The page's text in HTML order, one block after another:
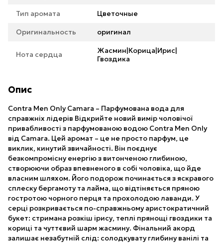
Тип аромата Цветочные
Оригинальность оригинал
Нота сердца
Жасмин|Корица|Ирис|
Гвоздика
Опис
Contra Men Only Camara – Парфумована вода для
справжніх лідерів Відкрийте новий вимір чоловічої
привабливості з парфумованою водою Contra Men Only
від Camara. Цей аромат – це не просто парфум, це
виклик, кинутий звичайності. Він поєднує
безкомпромісну енергію з витонченою глибиною,
створюючи образ впевненого в собі чоловіка, що йде
власним шляхом. Його подорож починається з яскравого
сплеску бергамоту та лайма, що відтіняється пряною
гостротою чорного перця та прохолодою лаванди. У
серці розкривається по-справжньому аристократичний
букет: стримана розкіш ірису, теплі прянощі гвоздики та
кориці та чуттєвий шарм жасмину. Фінальний акорд
залишає незабутній слід: солодкувату глибину ванілі та